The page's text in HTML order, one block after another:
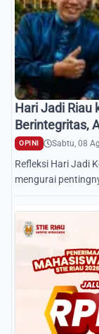
Hari Jadi Riau
Berintegritas,
OPINI Sabtu, 08
Refleksi Hari Jadi
mengurai